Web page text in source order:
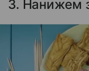
3. Нанижем